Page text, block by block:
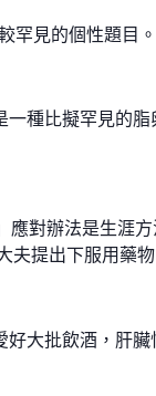
罕見的個性題目
種比擬罕見的
應對辦法是生涯
夫提出下服用藥物
大批飲酒，肝